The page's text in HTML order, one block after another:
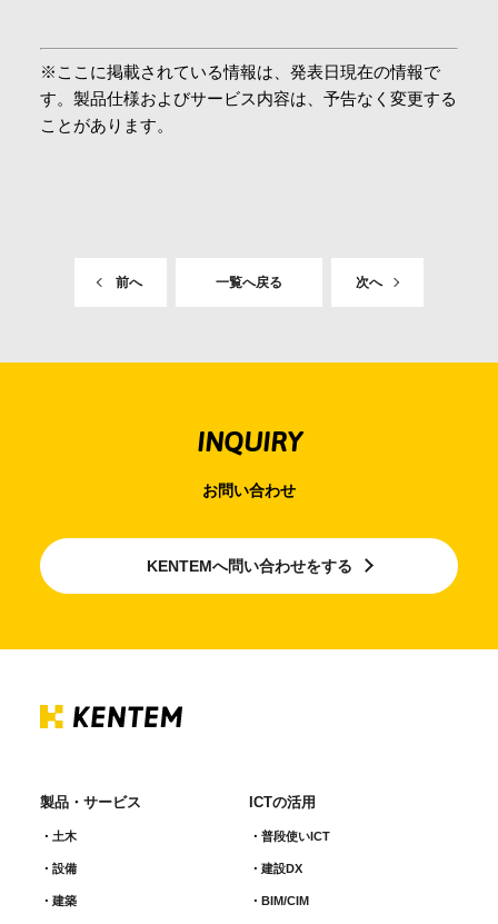
※ここに掲載されている情報は、発表日現在の情報で
す。製品仕様およびサービス内容は、予告なく変更する
ことがあります。
前へ 一覧へ戻る 次へ
INQUIRY
お問い合わせ
KENTEMへ問い合わせをする
製品・サービス
土木
設備
建築
ICTの活用
普段使いICT
建設DX
BIM/CIM